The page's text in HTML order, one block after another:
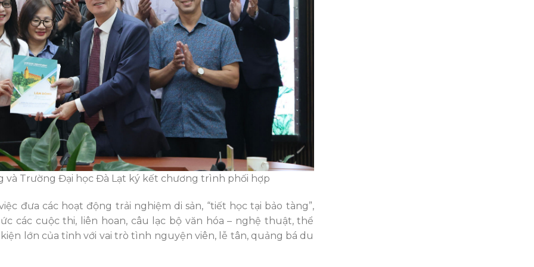
và Trường Đại học Đà Lạt ký kết chương trình phối hợp
đưa các hoạt động trải nghiệm di sản, “tiết học tại bảo tàng”,
các cuộc thi, liên hoan, câu lạc bộ văn hóa – nghệ thuật, thể
lớn của tỉnh với vai trò tình nguyện viên, lễ tân, quảng bá du